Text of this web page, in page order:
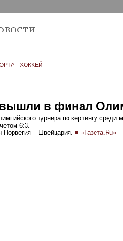
ХОККЕЙ
вышли в финал
турнира по керлингу среди
6:3.
– Швейцария.
«Газета.Ru»